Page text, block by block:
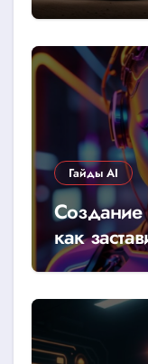
Гайды AI
Создание
как
говорить